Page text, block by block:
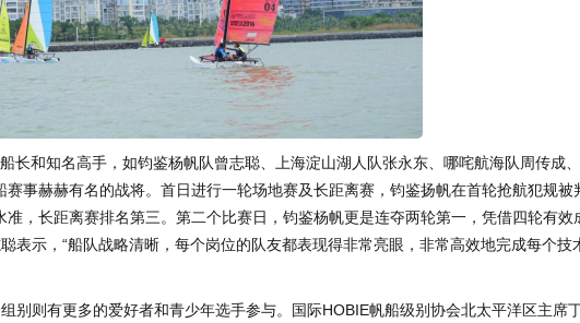
长和知名高手，如钧鉴杨帆队曾志聪、上海淀山湖人队张永东、哪咤航海队周传成
事赫赫有名的战将。首日进行一轮场地赛及长距离赛，钧鉴扬帆在首轮抢航犯规被
，长距离赛排名第三。第二个比赛日，钧鉴杨帆更是连夺两轮第一，凭借四轮有效
表示，“船队战略清晰，每个岗位的队友都表现得非常亮眼，非常高效地完成每个技
别则有更多的爱好者和青少年选手参与。国际HOBIE帆船级别协会北太平洋区主席